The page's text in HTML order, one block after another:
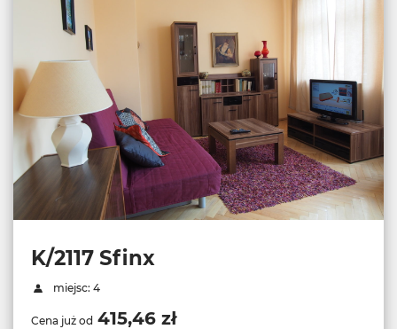
K/2117 Sfinx
miejsc: 4
Cena już od 415,46 zł